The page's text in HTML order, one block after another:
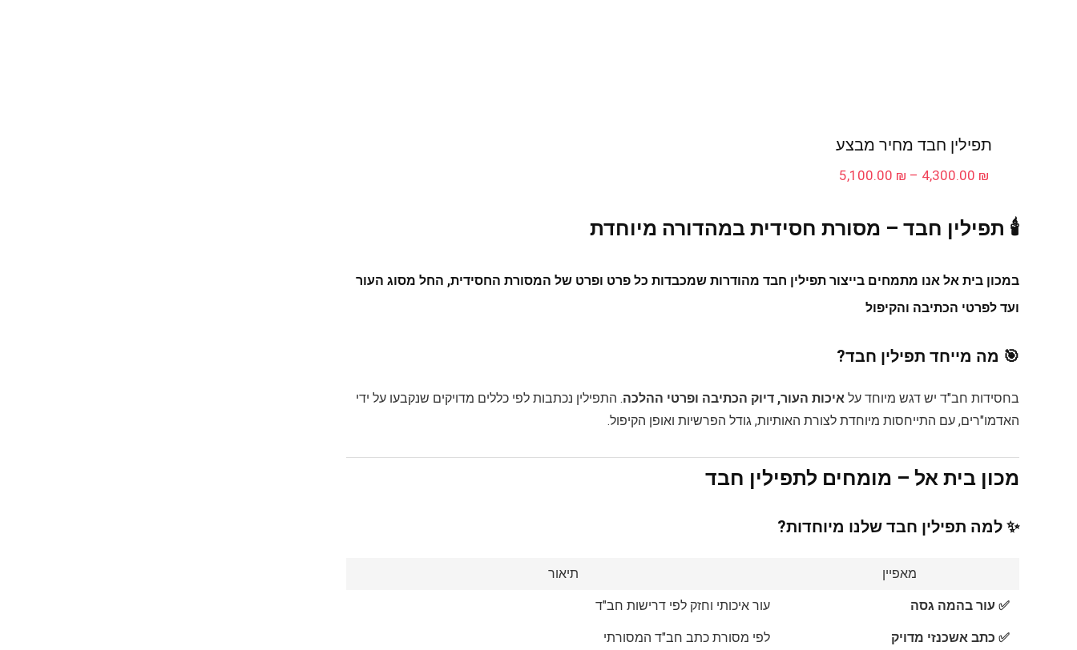
תפילין חבד מחיר מבצע
4,300.00 ₪
–
5,100.00 ₪
עד
🕯️ תפילין חבד – מסורת חסידית במהדורה מיוחדת
במכון בית אל אנו מתמחים בייצור תפילין חבד מהודרות שמכבדות כל פרט ופרט של המסורת החסידית, החל מסוג העור
ועד לפרטי הכתיבה והקיפול
🎯 מה מייחד תפילין חבד?
בחסידות חב"ד יש דגש מיוחד על איכות העור, דיוק הכתיבה ופרטי ההלכה. התפילין נכתבות לפי כללים מדויקים שנקבעו על ידי
האדמו"רים, עם התייחסות מיוחדת לצורת האותיות, גודל הפרשיות ואופן הקיפול.
מכון בית אל – מומחים לתפילין חבד
✨ למה תפילין חבד שלנו מיוחדות?
מאפיין תיאור
✅ עור בהמה גסה עור איכותי וחזק לפי דרישות חב"ד
✅ כתב אשכנזי מדויק לפי מסורת כתב חב"ד המסורתי